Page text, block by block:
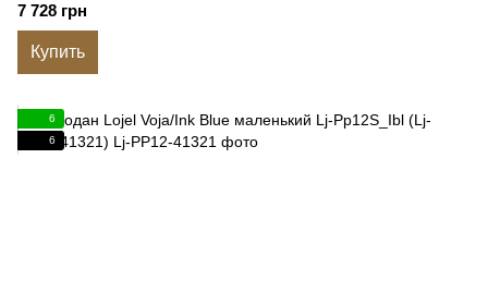
7 728 грн
Купить
6
6